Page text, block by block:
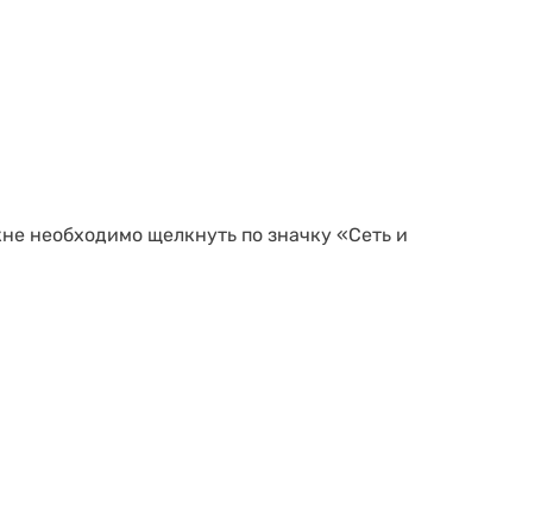
необходимо щелкнуть по значку «Сеть и